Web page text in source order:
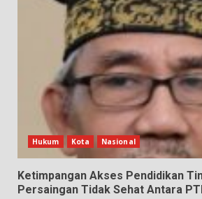
Hukum Kota Nasional
Ketimpangan Akses Pendidikan
Persaingan Tidak Sehat Antara